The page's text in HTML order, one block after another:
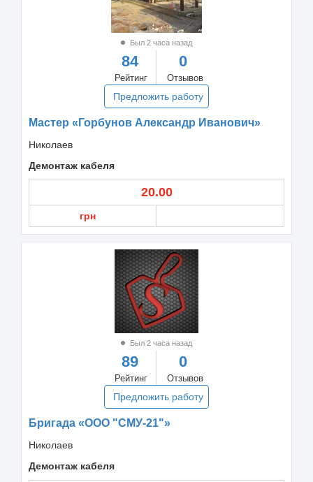
Был 2 часа назад
84
Рейтинг
0
Отзывов
Предложить работу
Мастер «Горбунов Александр Иванович»
Николаев
Демонтаж кабеля
20.00
грн
Был 2 часа назад
89
Рейтинг
0
Отзывов
Предложить работу
Бригада «ООО "СМУ-21"»
Николаев
Демонтаж кабеля